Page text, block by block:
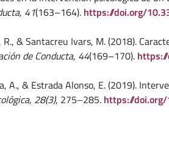
41(163–164). https://doi.org/
& Santacreu Ivars, M. (2018).
de Conducta, 44(169–170).
A., & Estrada Alonso, E. (2019).
28(3), 275–285. https://